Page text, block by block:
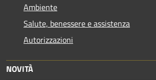
Ambiente
Salute, benessere e assistenza
Autorizzazioni
NOVITÀ